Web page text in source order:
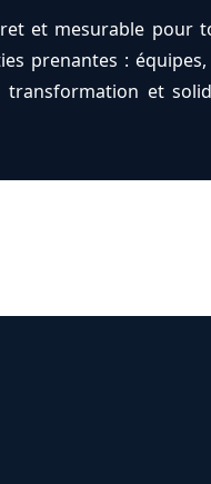
et mesurable pour
prenantes :
transformation et